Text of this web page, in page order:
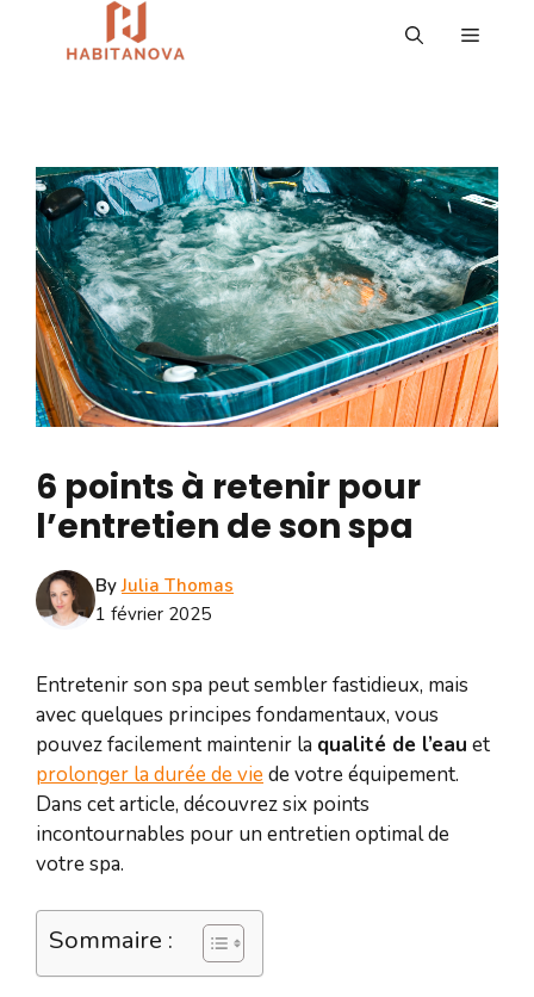
MENU
6 points à retenir pour
l’entretien de son spa
ByJulia Thomas
1 février 2025
Entretenir son spa peut sembler fastidieux, mais
avec quelques principes fondamentaux, vous
pouvez facilement maintenir la qualité de l’eau et
prolonger la durée de viede votre équipement.
Dans cet article, découvrez six points
incontournables pour un entretien optimal de
votre spa.
Sommaire :